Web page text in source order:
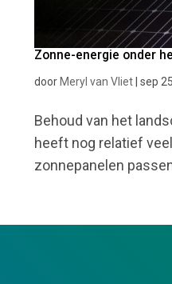
Zonne-energie onder
doorMeryl van Vliet|sep
Behoud van het
heeft nog relatief
zonnepanelen